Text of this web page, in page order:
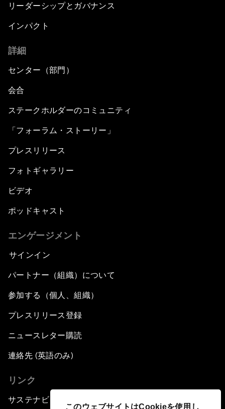
このウェブサイトはCookieを使用し
リーダーシップとガバナンス
インパクト
詳細
センター（部門）
会合
ステークホルダーのコミュニティ
「フォーラム・ストーリー」
プレスリリース
フォトギャラリー
ビデオ
ポッドキャスト
エンゲージメント
サインイン
パートナー（組織）について
参加する（個人、組織）
プレスリリース登録
ニュースレター購読
連絡先 (英語のみ)
リンク
サステナビリティへの取り組み